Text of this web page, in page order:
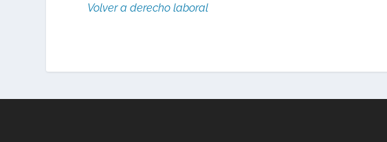
Volver a derecho laboral